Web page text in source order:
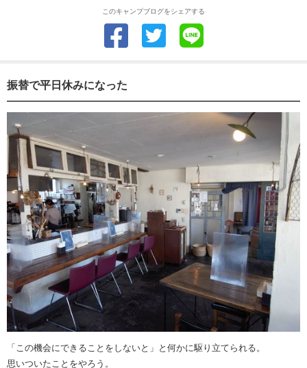
このキャンプブログをシェアする
振替で平日休みになった
「この機会にできることをしないと」と何かに駆り立てられる。
思いついたことをやろう。